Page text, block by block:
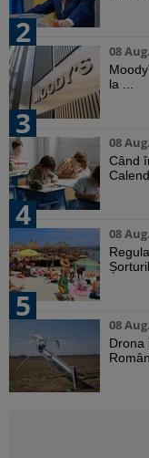
2
08
la ...
3
08
Când
4
08
5
08
Drona